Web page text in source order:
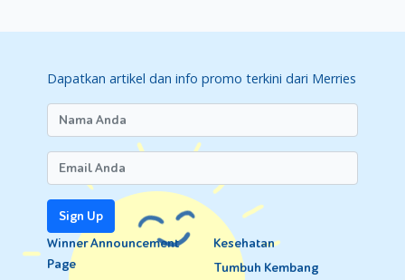
Dapatkan artikel dan info promo terkini dari Merries
Sign Up
Winner Announcement
Page
Kesehatan
Tumbuh Kembang